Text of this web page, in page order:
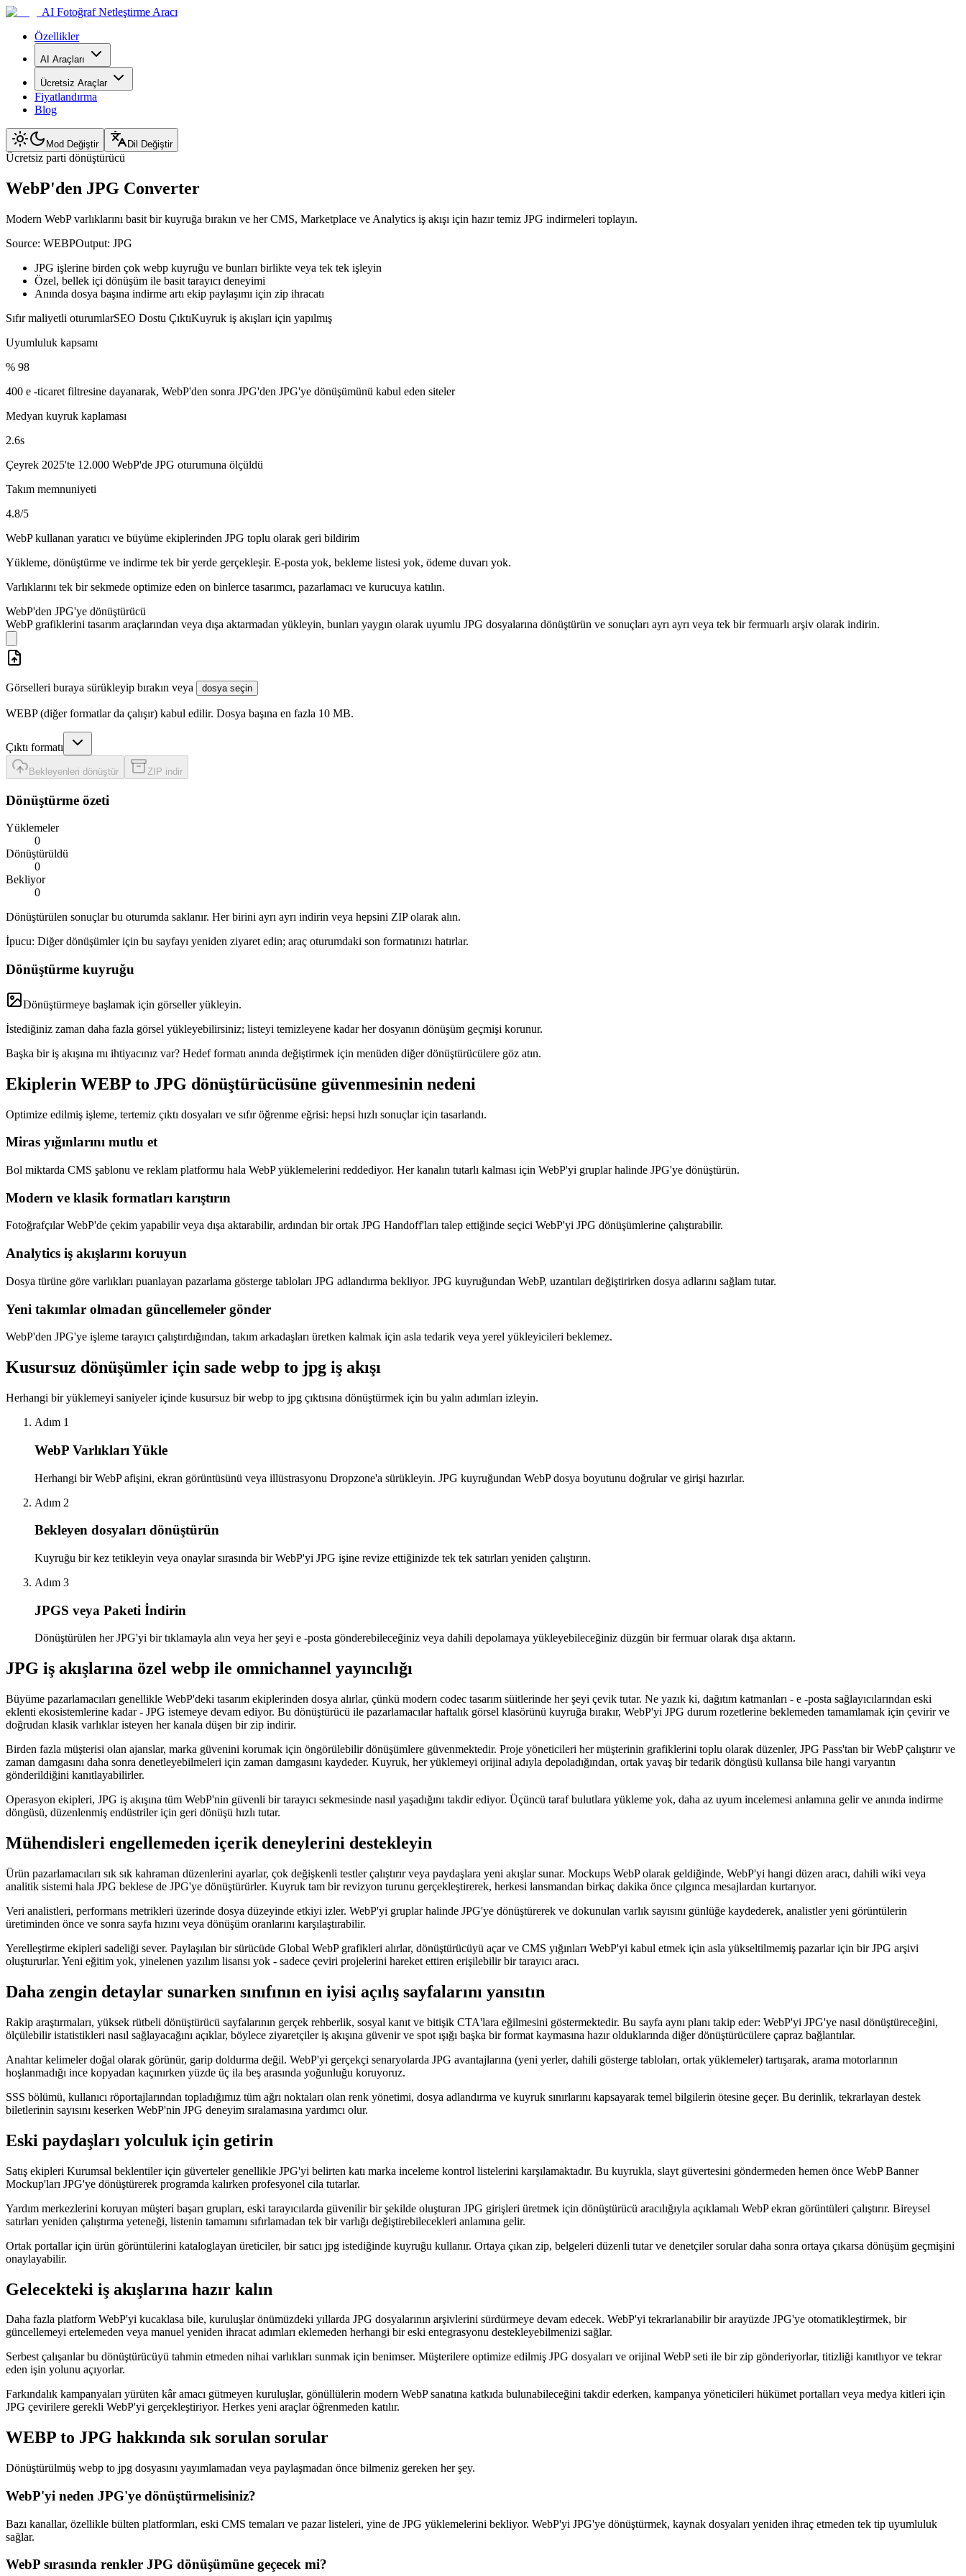
AI Fotoğraf Netleştirme Aracı
Özellikler
AI Araçları
Ücretsiz Araçlar
Fiyatlandırma
Blog
Mod Değiştir Dil Değiştir
Ücretsiz parti dönüştürücü
WebP'den JPG Converter
Modern WebP varlıklarını basit bir kuyruğa bırakın ve her CMS, Marketplace ve Analytics iş akışı için hazır temiz JPG indirmeleri toplayın.
Source: WEBPOutput: JPG
JPG işlerine birden çok webp kuyruğu ve bunları birlikte veya tek tek işleyin
Özel, bellek içi dönüşüm ile basit tarayıcı deneyimi
Anında dosya başına indirme artı ekip paylaşımı için zip ihracatı
Sıfır maliyetli oturumlarSEO Dostu ÇıktıKuyruk iş akışları için yapılmış
Uyumluluk kapsamı
% 98
400 e -ticaret filtresine dayanarak, WebP'den sonra JPG'den JPG'ye dönüşümünü kabul eden siteler
Medyan kuyruk kaplaması
2.6s
Çeyrek 2025'te 12.000 WebP'de JPG oturumuna ölçüldü
Takım memnuniyeti
4.8/5
WebP kullanan yaratıcı ve büyüme ekiplerinden JPG toplu olarak geri bildirim
Yükleme, dönüştürme ve indirme tek bir yerde gerçekleşir. E-posta yok, bekleme listesi yok, ödeme duvarı yok.
Varlıklarını tek bir sekmede optimize eden on binlerce tasarımcı, pazarlamacı ve kurucuya katılın.
WebP'den JPG'ye dönüştürücü
WebP grafiklerini tasarım araçlarından veya dışa aktarmadan yükleyin, bunları yaygın olarak uyumlu JPG dosyalarına dönüştürün ve sonuçları ayrı ayrı veya tek bir fermuarlı arşiv olarak indirin.
Görselleri buraya sürükleyip bırakın veya dosya seçin
WEBP (diğer formatlar da çalışır) kabul edilir. Dosya başına en fazla 10 MB.
Çıktı formatı
Bekleyenleri dönüştür ZIP indir
Dönüştürme özeti
Yüklemeler
0
Dönüştürüldü
0
Bekliyor
0
Dönüştürülen sonuçlar bu oturumda saklanır. Her birini ayrı ayrı indirin veya hepsini ZIP olarak alın.
İpucu: Diğer dönüşümler için bu sayfayı yeniden ziyaret edin; araç oturumdaki son formatınızı hatırlar.
Dönüştürme kuyruğu
Dönüştürmeye başlamak için görseller yükleyin.
İstediğiniz zaman daha fazla görsel yükleyebilirsiniz; listeyi temizleyene kadar her dosyanın dönüşüm geçmişi korunur.
Başka bir iş akışına mı ihtiyacınız var? Hedef formatı anında değiştirmek için menüden diğer dönüştürücülere göz atın.
Ekiplerin WEBP to JPG dönüştürücüsüne güvenmesinin nedeni
Optimize edilmiş işleme, tertemiz çıktı dosyaları ve sıfır öğrenme eğrisi: hepsi hızlı sonuçlar için tasarlandı.
Miras yığınlarını mutlu et
Bol miktarda CMS şablonu ve reklam platformu hala WebP yüklemelerini reddediyor. Her kanalın tutarlı kalması için WebP'yi gruplar halinde JPG'ye dönüştürün.
Modern ve klasik formatları karıştırın
Fotoğrafçılar WebP'de çekim yapabilir veya dışa aktarabilir, ardından bir ortak JPG Handoff'ları talep ettiğinde seçici WebP'yi JPG dönüşümlerine çalıştırabilir.
Analytics iş akışlarını koruyun
Dosya türüne göre varlıkları puanlayan pazarlama gösterge tabloları JPG adlandırma bekliyor. JPG kuyruğundan WebP, uzantıları değiştirirken dosya adlarını sağlam tutar.
Yeni takımlar olmadan güncellemeler gönder
WebP'den JPG'ye işleme tarayıcı çalıştırdığından, takım arkadaşları üretken kalmak için asla tedarik veya yerel yükleyicileri beklemez.
Kusursuz dönüşümler için sade webp to jpg iş akışı
Herhangi bir yüklemeyi saniyeler içinde kusursuz bir webp to jpg çıktısına dönüştürmek için bu yalın adımları izleyin.
Adım 1
WebP Varlıkları Yükle
Herhangi bir WebP afişini, ekran görüntüsünü veya illüstrasyonu Dropzone'a sürükleyin. JPG kuyruğundan WebP dosya boyutunu doğrular ve girişi hazırlar.
Adım 2
Bekleyen dosyaları dönüştürün
Kuyruğu bir kez tetikleyin veya onaylar sırasında bir WebP'yi JPG işine revize ettiğinizde tek tek satırları yeniden çalıştırın.
Adım 3
JPGS veya Paketi İndirin
Dönüştürülen her JPG'yi bir tıklamayla alın veya her şeyi e -posta gönderebileceğiniz veya dahili depolamaya yükleyebileceğiniz düzgün bir fermuar olarak dışa aktarın.
JPG iş akışlarına özel webp ile omnichannel yayıncılığı
Büyüme pazarlamacıları genellikle WebP'deki tasarım ekiplerinden dosya alırlar, çünkü modern codec tasarım süitlerinde her şeyi çevik tutar. Ne yazık ki, dağıtım katmanları - e -posta sağlayıcılarından eski
eklenti ekosistemlerine kadar - JPG istemeye devam ediyor. Bu dönüştürücü ile pazarlamacılar haftalık görsel klasörünü kuyruğa bırakır, WebP'yi JPG durum rozetlerine beklemeden tamamlamak için çevirir ve
doğrudan klasik varlıklar isteyen her kanala düşen bir zip indirir.
Birden fazla müşterisi olan ajanslar, marka güvenini korumak için öngörülebilir dönüşümlere güvenmektedir. Proje yöneticileri her müşterinin grafiklerini toplu olarak düzenler, JPG Pass'tan bir WebP çalıştırır ve
zaman damgasını daha sonra denetleyebilmeleri için zaman damgasını kaydeder. Kuyruk, her yüklemeyi orijinal adıyla depoladığından, ortak yavaş bir tedarik döngüsü kullansa bile hangi varyantın
gönderildiğini kanıtlayabilirler.
Operasyon ekipleri, JPG iş akışına tüm WebP'nin güvenli bir tarayıcı sekmesinde nasıl yaşadığını takdir ediyor. Üçüncü taraf bulutlara yükleme yok, daha az uyum incelemesi anlamına gelir ve anında indirme
döngüsü, düzenlenmiş endüstriler için geri dönüşü hızlı tutar.
Mühendisleri engellemeden içerik deneylerini destekleyin
Ürün pazarlamacıları sık sık kahraman düzenlerini ayarlar, çok değişkenli testler çalıştırır veya paydaşlara yeni akışlar sunar. Mockups WebP olarak geldiğinde, WebP'yi hangi düzen aracı, dahili wiki veya
analitik sistemi hala JPG beklese de JPG'ye dönüştürürler. Kuyruk tam bir revizyon turunu gerçekleştirerek, herkesi lansmandan birkaç dakika önce çılgınca mesajlardan kurtarıyor.
Veri analistleri, performans metrikleri üzerinde dosya düzeyinde etkiyi izler. WebP'yi gruplar halinde JPG'ye dönüştürerek ve dokunulan varlık sayısını günlüğe kaydederek, analistler yeni görüntülerin
üretiminden önce ve sonra sayfa hızını veya dönüşüm oranlarını karşılaştırabilir.
Yerelleştirme ekipleri sadeliği sever. Paylaşılan bir sürücüde Global WebP grafikleri alırlar, dönüştürücüyü açar ve CMS yığınları WebP'yi kabul etmek için asla yükseltilmemiş pazarlar için bir JPG arşivi
oluştururlar. Yeni eğitim yok, yinelenen yazılım lisansı yok - sadece çeviri projelerini hareket ettiren erişilebilir bir tarayıcı aracı.
Daha zengin detaylar sunarken sınıfının en iyisi açılış sayfalarını yansıtın
Rakip araştırmaları, yüksek rütbeli dönüştürücü sayfalarının gerçek rehberlik, sosyal kanıt ve bitişik CTA'lara eğilmesini göstermektedir. Bu sayfa aynı planı takip eder: WebP'yi JPG'ye nasıl dönüştüreceğini,
ölçülebilir istatistikleri nasıl sağlayacağını açıklar, böylece ziyaretçiler iş akışına güvenir ve spot ışığı başka bir format kaymasına hazır olduklarında diğer dönüştürücülere çapraz bağlantılar.
Anahtar kelimeler doğal olarak görünür, garip doldurma değil. WebP'yi gerçekçi senaryolarda JPG avantajlarına (yeni yerler, dahili gösterge tabloları, ortak yüklemeler) tartışarak, arama motorlarının
hoşlanmadığı ince kopyadan kaçınırken yüzde üç ila beş arasında yoğunluğu koruyoruz.
SSS bölümü, kullanıcı röportajlarından topladığımız tüm ağrı noktaları olan renk yönetimi, dosya adlandırma ve kuyruk sınırlarını kapsayarak temel bilgilerin ötesine geçer. Bu derinlik, tekrarlayan destek
biletlerinin sayısını keserken WebP'nin JPG deneyim sıralamasına yardımcı olur.
Eski paydaşları yolculuk için getirin
Satış ekipleri Kurumsal beklentiler için güverteler genellikle JPG'yi belirten katı marka inceleme kontrol listelerini karşılamaktadır. Bu kuyrukla, slayt güvertesini göndermeden hemen önce WebP Banner
Mockup'ları JPG'ye dönüştürerek programda kalırken profesyonel cila tutarlar.
Yardım merkezlerini koruyan müşteri başarı grupları, eski tarayıcılarda güvenilir bir şekilde oluşturan JPG girişleri üretmek için dönüştürücü aracılığıyla açıklamalı WebP ekran görüntüleri çalıştırır. Bireysel
satırları yeniden çalıştırma yeteneği, listenin tamamını sıfırlamadan tek bir varlığı değiştirebilecekleri anlamına gelir.
Ortak portallar için ürün görüntülerini kataloglayan üreticiler, bir satıcı jpg istediğinde kuyruğu kullanır. Ortaya çıkan zip, belgeleri düzenli tutar ve denetçiler sorular daha sonra ortaya çıkarsa dönüşüm geçmişini
onaylayabilir.
Gelecekteki iş akışlarına hazır kalın
Daha fazla platform WebP'yi kucaklasa bile, kuruluşlar önümüzdeki yıllarda JPG dosyalarının arşivlerini sürdürmeye devam edecek. WebP'yi tekrarlanabilir bir arayüzde JPG'ye otomatikleştirmek, bir
güncellemeyi ertelemeden veya manuel yeniden ihracat adımları eklemeden herhangi bir eski entegrasyonu destekleyebilmenizi sağlar.
Serbest çalışanlar bu dönüştürücüyü tahmin etmeden nihai varlıkları sunmak için benimser. Müşterilere optimize edilmiş JPG dosyaları ve orijinal WebP seti ile bir zip gönderiyorlar, titizliği kanıtlıyor ve tekrar
eden işin yolunu açıyorlar.
Farkındalık kampanyaları yürüten kâr amacı gütmeyen kuruluşlar, gönüllülerin modern WebP sanatına katkıda bulunabileceğini takdir ederken, kampanya yöneticileri hükümet portalları veya medya kitleri için
JPG çevirilere gerekli WebP'yi gerçekleştiriyor. Herkes yeni araçlar öğrenmeden katılır.
WEBP to JPG hakkında sık sorulan sorular
Dönüştürülmüş webp to jpg dosyasını yayımlamadan veya paylaşmadan önce bilmeniz gereken her şey.
WebP'yi neden JPG'ye dönüştürmelisiniz?
Bazı kanallar, özellikle bülten platformları, eski CMS temaları ve pazar listeleri, yine de JPG yüklemelerini bekliyor. WebP'yi JPG'ye dönüştürmek, kaynak dosyaları yeniden ihraç etmeden tek tip uyumluluk
sağlar.
WebP sırasında renkler JPG dönüşümüne geçecek mi?